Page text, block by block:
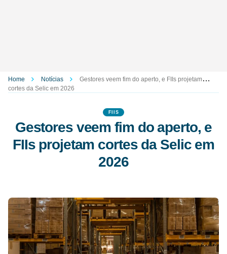
Home Notícias
Gestores veem fim do aperto, e FIIs projetam
cortes da Selic em 2026
FIIS
Gestores veem fim do aperto, e
FIIs projetam cortes da Selic em
2026